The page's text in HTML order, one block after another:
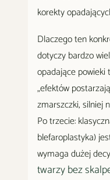
korekty
Dlaczego ten
dotyczy bardzo
opadające powieki
„efektów
zmarszczki, silniej
Po trzecie:
blefaroplastyka)
wymaga dużej
twarzy bez